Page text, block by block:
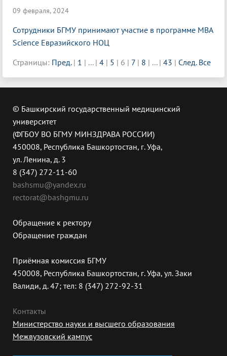
09 февраля, 2024
Сотрудники БГМУ принимают участие в программе MBA
Science Евразийского НОЦ
Страницы: Пред. | 1 | ... | 4 | 5 | 6 | 7 | 8 | ... | 43 | След. Все
© Башкирский государственный медицинский
университет
(ФГБОУ ВО БГМУ МИНЗДРАВА РОССИИ)
450008, Республика Башкортостан, г. Уфа,
ул. Ленина, д. 3
8 (347) 272-11-60
bashsmu@yandex.ru
rectorat@bashgmu.ru
Обращение к ректору
Обращение граждан
Приёмная комиссия БГМУ
450008, Республика Башкортостан, г. Уфа, ул. Заки
Валиди, д. 47; тел: 8 (347) 272-92-31
Контакты
Министерство науки и высшего образования
Межвузовский кампус